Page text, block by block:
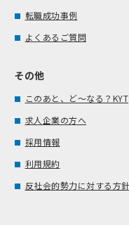
転職成功事例
よくあるご質問
その他
このあと、ど～なる？KYT
求人企業の方へ
採用情報
利用規約
反社会的勢力に対する方針